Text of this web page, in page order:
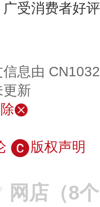
受消费者好
息由
新
版权声明
网店（8